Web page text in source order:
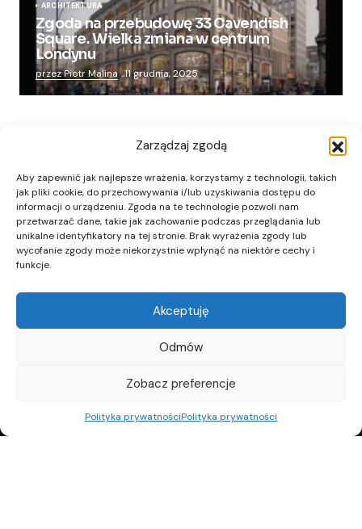
Zarządzaj zgodą
Aby zapewnić jak najlepsze wrażenia, korzystamy z technologii, takich
jak pliki cookie, do przechowywania i/lub uzyskiwania dostępu do
informacji o urządzeniu. Zgoda na te technologie pozwoli nam
przetwarzać dane, takie jak zachowanie podczas przeglądania lub
unikalne identyfikatory na tej stronie. Brak wyrażenia zgody lub
wycofanie zgody może niekorzystnie wpłynąć na niektóre cechy i
funkcje.
Akceptuję
Odmów
Zobacz preferencje
Polityka prywatnościPolityka prywatności
ARCHITEKTURA
Zgoda na przebudowę 33 Cavendish
Square. Wielka zmiana w centrum
Londynu
przez Piotr Malina 11 grudnia, 2025